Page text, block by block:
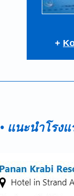
+
• แนะนำโรง